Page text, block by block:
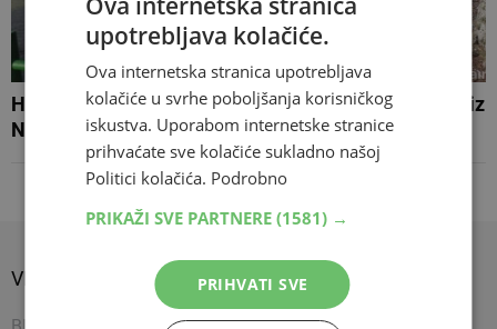
HE GRABOVICA Očišćene ogromne količine otpada iz
Neretve
VIJESTI SPORT SHOW
upotrebljava kolačiće.
Ova internetska stranica upotrebljava
kolačiće u svrhe poboljšanja korisničkog
iskustva. Uporabom internetske stranice
prihvaćate sve kolačiće sukladno našoj
Politici kolačića. Podrobno
PRIKAŽI SVE PARTNERE (1581) →
PRIHVATI SVE